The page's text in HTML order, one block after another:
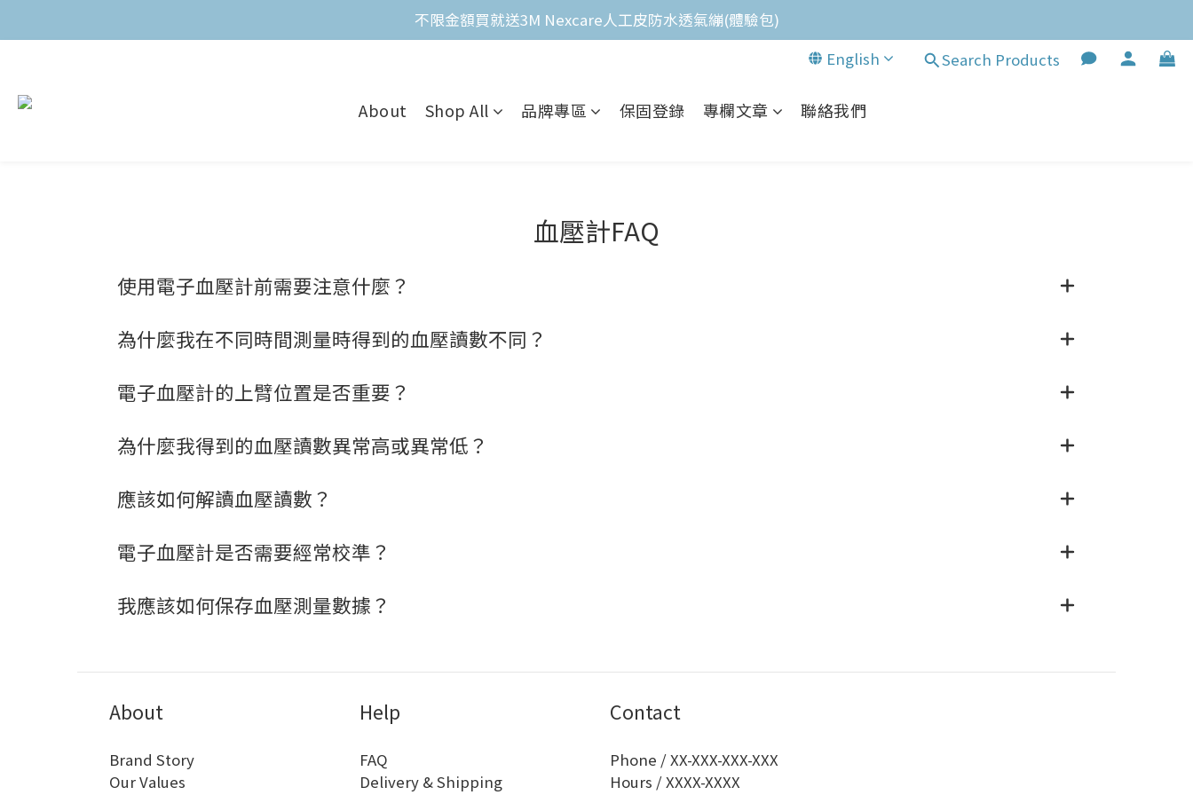
全館滿$2,000免運費
不限金額買就送3M Nexcare人工皮防水透氣繃(體驗包)
English Search Products
About Shop All 品牌專區 保固登錄 專欄文章 聯絡我們
血壓計FAQ
使用電子血壓計前需要注意什麼？
為什麼我在不同時間測量時得到的血壓讀數不同？
電子血壓計的上臂位置是否重要？
為什麼我得到的血壓讀數異常高或異常低？
應該如何解讀血壓讀數？
電子血壓計是否需要經常校準？
我應該如何保存血壓測量數據？
About
Brand Story
Our Values
Help
FAQ
Delivery & Shipping
Contact
Phone / XX-XXX-XXX-XXX
Hours / XXXX-XXXX